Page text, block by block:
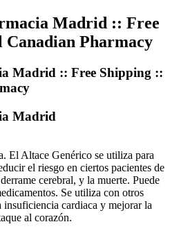
Madrid :: Free
Pharmacy
Madrid :: Free Shipping ::
Madrid
El Altace Genérico se utiliza para
el riesgo en ciertos pacientes de
cerebral, y la muerte. Puede
Se utiliza con otros
cardiaca y mejorar la
al corazón.